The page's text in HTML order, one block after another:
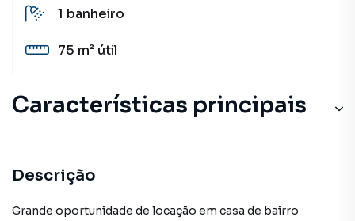
1 banheiro
75 m² útil
Características principais
Descrição
Grande oportunidade de locação em casa de bairro